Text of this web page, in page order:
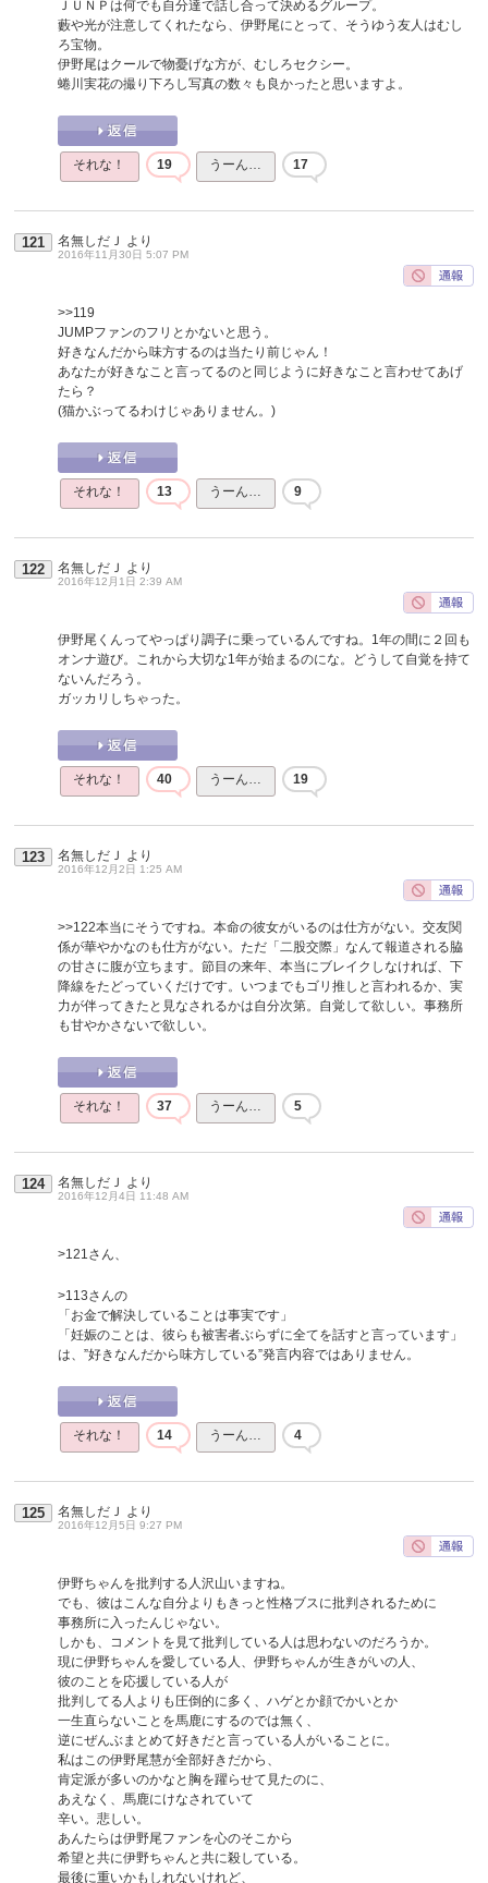
ＪＵＮＰは何でも自分達で話し合って決めるグループ。
藪や光が注意してくれたなら、伊野尾にとって、そうゆう友人はむし
ろ宝物。
伊野尾はクールで物憂げな方が、むしろセクシー。
蜷川実花の撮り下ろし写真の数々も良かったと思いますよ。
それな！ 19 うーん… 17
121 名無しだＪ より
2016年11月30日 5:07 PM
>>119
JUMPファンのフリとかないと思う。
好きなんだから味方するのは当たり前じゃん！
あなたが好きなこと言ってるのと同じように好きなこと言わせてあげ
たら？
(猫かぶってるわけじゃありません。)
それな！ 13 うーん… 9
122 名無しだＪ より
2016年12月1日 2:39 AM
伊野尾くんってやっぱり調子に乗っているんですね。1年の間に２回も
オンナ遊び。これから大切な1年が始まるのにな。どうして自覚を持て
ないんだろう。
ガッカリしちゃった。
それな！ 40 うーん… 19
123 名無しだＪ より
2016年12月2日 1:25 AM
>>122本当にそうですね。本命の彼女がいるのは仕方がない。交友関
係が華やかなのも仕方がない。ただ「二股交際」なんて報道される脇
の甘さに腹が立ちます。節目の来年、本当にブレイクしなければ、下
降線をたどっていくだけです。いつまでもゴリ推しと言われるか、実
力が伴ってきたと見なされるかは自分次第。自覚して欲しい。事務所
も甘やかさないで欲しい。
それな！ 37 うーん… 5
124 名無しだＪ より
2016年12月4日 11:48 AM
>121さん、
>113さんの
「お金で解決していることは事実です」
「妊娠のことは、彼らも被害者ぶらずに全てを話すと言っています」
は、”好きなんだから味方している”発言内容ではありません。
それな！ 14 うーん… 4
125 名無しだＪ より
2016年12月5日 9:27 PM
伊野ちゃんを批判する人沢山いますね。
でも、彼はこんな自分よりもきっと性格ブスに批判されるために
事務所に入ったんじゃない。
しかも、コメントを見て批判している人は思わないのだろうか。
現に伊野ちゃんを愛している人、伊野ちゃんが生きがいの人、
彼のことを応援している人が
批判してる人よりも圧倒的に多く、ハゲとか顔でかいとか
一生直らないことを馬鹿にするのでは無く、
逆にぜんぶまとめて好きだと言っている人がいることに。
私はこの伊野尾慧が全部好きだから、
肯定派が多いのかなと胸を躍らせて見たのに、
あえなく、馬鹿にけなされていて
辛い。悲しい。
あんたらは伊野尾ファンを心のそこから
希望と共に伊野ちゃんと共に殺している。
最後に重いかもしれないけれど、